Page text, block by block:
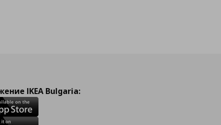
IKEA Bulgaria: